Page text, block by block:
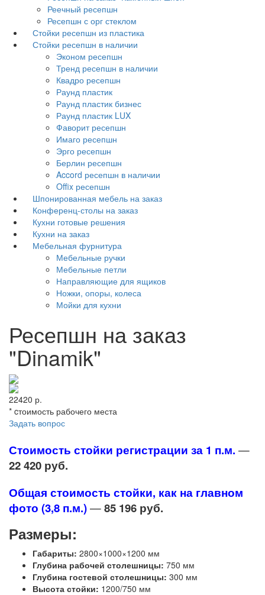
Реечный ресепшн
Ресепшн с орг стеклом
Стойки ресепшн из пластика
Стойки ресепшн в наличии
Эконом ресепшн
Тренд ресепшн в наличии
Квадро ресепшн
Раунд пластик
Раунд пластик бизнес
Раунд пластик LUX
Фаворит ресепшн
Имаго ресепшн
Эрго ресепшн
Берлин ресепшн
Accord ресепшн в наличии
Offix ресепшн
Шпонированная мебель на заказ
Конференц-столы на заказ
Кухни готовые решения
Кухни на заказ
Мебельная фурнитура
Мебельные ручки
Мебельные петли
Направляющие для ящиков
Ножки, опоры, колеса
Мойки для кухни
Ресепшн на заказ
"Dinamik"
22420 р.
* cтоимость рабочего места
Задать вопрос
Стоимость стойки регистрации за 1 п.м. —
22 420 руб.
Общая стоимость стойки, как на главном
фото (3,8 п.м.)—85 196 руб.
Размеры:
Габариты: 2800×1000×1200 мм
Глубина рабочей столешницы: 750 мм
Глубина гостевой столешницы: 300 мм
Высота стойки: 1200/750 мм